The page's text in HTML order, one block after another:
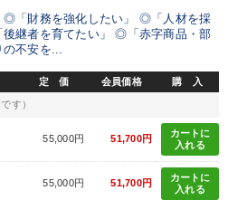
「財務を強化したい」 ◎「人材を採
継者を育てたい」 ◎「赤字商品・部
不安を...
定 価 会員価格 購 入
す）
55,000円 51,700円
カートに
入れる
55,000円 51,700円
カートに
入れる